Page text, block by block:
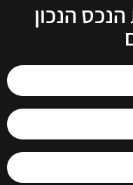
הנכון